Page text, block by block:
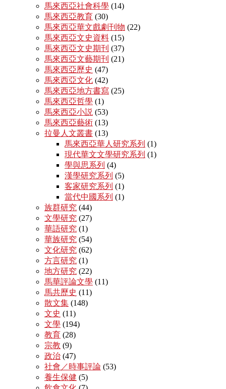
馬來西亞社會科學 (14)
馬來西亞教育 (30)
馬來西亞華文戲劇刊物 (22)
馬來西亞文史資料 (15)
馬來西亞文史期刊 (37)
馬來西亞文藝期刊 (21)
馬來西亞歷史 (47)
馬來西亞文化 (42)
馬來西亞地方書寫 (25)
馬來西亞哲學 (1)
馬來西亞小説 (53)
馬來西亞藝術 (13)
拉曼人文叢書 (13)
馬來西亞華人研究系列 (1)
現代華文文學研究系列 (1)
學與思系列 (4)
漢學研究系列 (5)
客家研究系列 (1)
當代中國系列 (1)
族群研究 (44)
文學研究 (27)
華語研究 (1)
華族研究 (54)
文化研究 (62)
方言研究 (1)
地方研究 (22)
馬華評論文學 (11)
馬共歷史 (11)
散文集 (148)
文史 (11)
文學 (194)
教育 (28)
宗教 (9)
政治 (47)
社會／時事評論 (53)
養生保健 (5)